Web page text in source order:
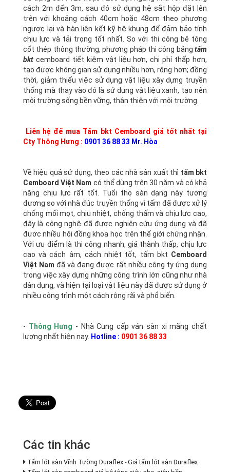
cách 2m đến 3m, sau đó sử dụng hệ sắt hộp đặt lên
trên với khoảng cách 40cm hoặc 48cm theo phương
ngược lại và hàn liên kết kỹ hệ khung để đảm bảo tính
chịu lực và tải trọng tốt nhất. So với thi công bê tông
cốt thép thông thường, phương pháp thi công bằng tấm
bkt cemboard tiết kiệm vật liệu hơn, chi phí thấp hơn,
tạo được không gian sử dụng nhiều hơn, rộng hơn; đồng
thời, giảm thiểu việc sử dụng vật liệu xây dựng truyền
thống mà thay vào đó là sử dụng vật liệu xanh, tạo nên
môi trường sống bền vững, thân thiện với môi trường.
Liên hệ để mua Tấm bkt Cemboard giá tốt nhất tại
Cty Thông Hưng : 0901 36 88 33 Mr. Hòa
Về hiệu quả sử dụng, theo các nhà sản xuất thì tấm bkt
Cemboard Việt Nam có thể dùng trên 30 năm và có khả
năng chịu lực rất tốt. Tuổi thọ sàn dạng này tương
đương so với nhà đúc truyền thống vì tấm đã được xử lý
chống mối mọt, chịu nhiệt, chống thấm và chịu lực cao,
đây là công nghệ đã được nghiên cứu ứng dụng và đã
đươc nhiều hội đồng khoa học trên thế giới chứng nhận.
Với ưu điểm là thi công nhanh, giá thành thấp, chịu lực
cao và cách âm, cách nhiệt tốt, tấm bkt Cemboard
Việt Nam đã và đang được rất nhiều công ty ứng dụng
trong việc xây dựng những công trình lớn cũng như nhà
dân dụng, và hiện tại loại vật liệu này đã được sử dụng ở
nhiều công trình một cách rộng rãi và phổ biến.
- Thông Hưng - Nhà Cung cấp ván sàn xi măng chất
lượng nhất hiện nay. Hotline : 0901 36 88 33
Các tin khác
Tấm lót sàn Vĩnh Tường Duraflex - Giá tấm lót sàn Duraflex